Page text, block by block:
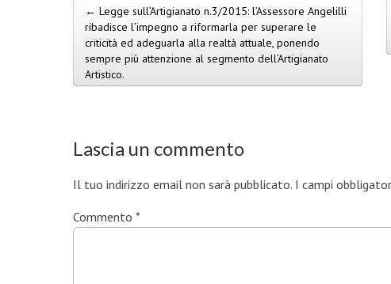
Post navigation
← Legge sull’Artigianato n.3/2015: l’Assessore Angelilli
ribadisce l’impegno a riformarla per superare le
criticità ed adeguarla alla realtà attuale, ponendo
sempre più attenzione al segmento dell’Artigianato
Artistico.
Lascia un commento
Il tuo indirizzo email non sarà pubblicato. I campi
Commento *